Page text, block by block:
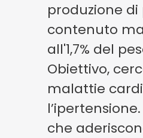
produzione
contenuto
all'1,7% del
Obiettivo,
malattie
che